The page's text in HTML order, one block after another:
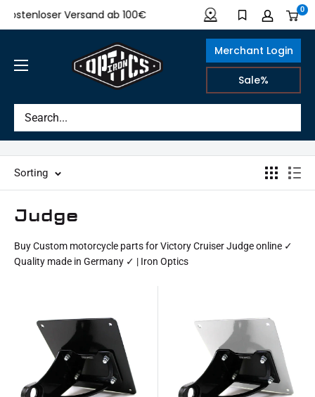
Directly
to
content
Versand ab 100€ Made in Germany
0
IRON
Merchant Login
Sale%
Sorting
Judge
Buy Custom motorcycle parts for Victory Cruiser Judge online ✓
Quality made in Germany ✓ | Iron Optics